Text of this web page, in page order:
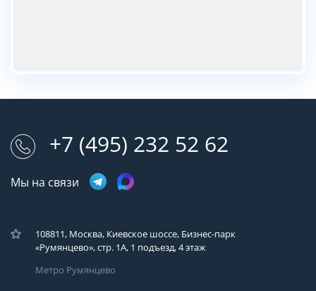
+7 (495) 232 52 62
Мы на связи
108811, Москва, Киевское шоссе, Бизнес-парк
«Румянцево», стр. 1А, 1 подъезд, 4 этаж
Метро Румянцево